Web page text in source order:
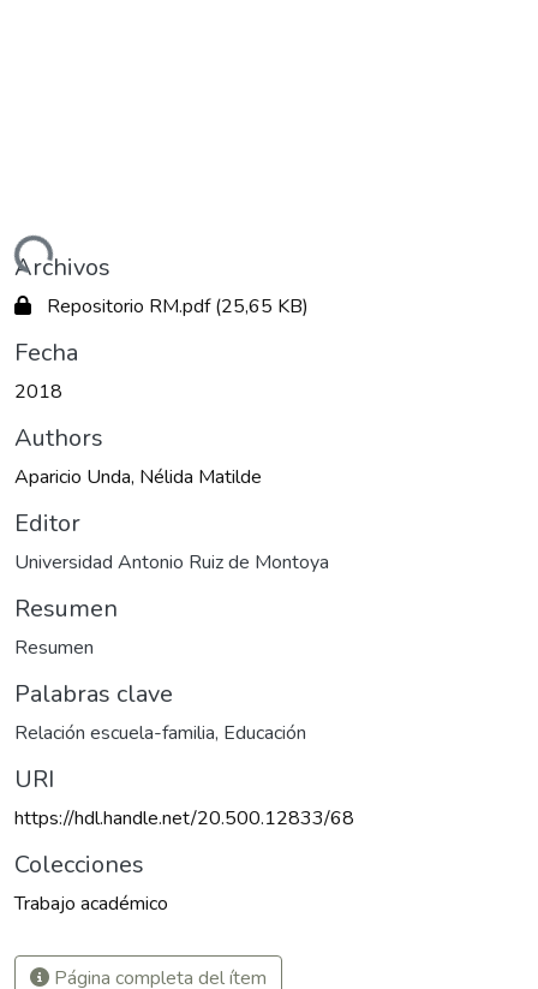
Cargando...
Archivos
Repositorio RM.pdf(25,65 KB)
Fecha
2018
Authors
Aparicio Unda, Nélida Matilde
Editor
Universidad Antonio Ruiz de Montoya
Resumen
Resumen
Palabras clave
Relación escuela-familia, Educación
URI
https://hdl.handle.net/20.500.12833/68
Colecciones
Trabajo académico
Página completa del ítem